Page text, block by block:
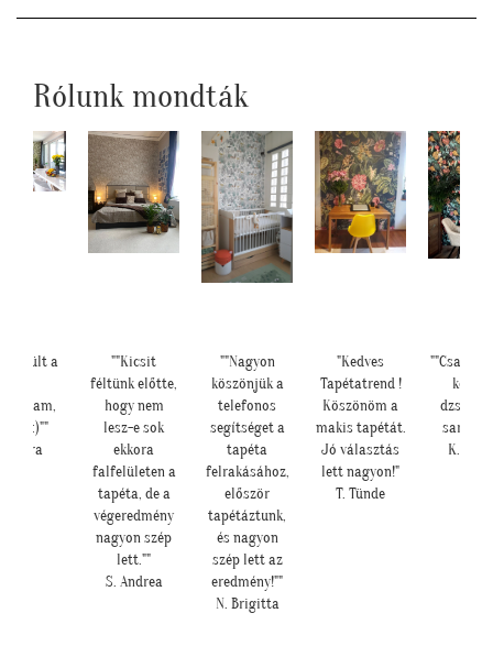
Rólunk mondták
a
:)""
Sára
""Kicsit
féltünk előtte,
hogy nem
lesz-e sok
ekkora
falfelületen a
tapéta, de a
végeredmény
nagyon szép
lett.""
S. Andrea
""Nagyon
köszönjük a
telefonos
segítséget a
tapéta
felrakásához,
először
tapétáztunk,
és nagyon
szép lett az
eredmény!""
N. Brigitta
"Kedves
Tapétatrend !
Köszönöm a
makis tapétát.
Jó választás
lett nagyon!"
T. Tünde
képet
K.